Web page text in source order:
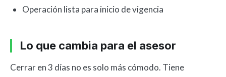
Operación lista para inicio de vigencia
Lo que cambia para el asesor
Cerrar en 3 días no es solo más cómodo. Tiene